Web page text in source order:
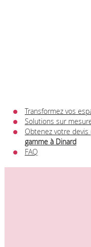
Transformez vos
Solutions sur
Obtenez votre devis
gamme à Dinard
FAQ